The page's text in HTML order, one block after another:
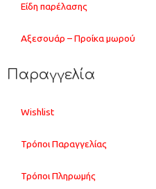
Είδη παρέλασης
Αξεσουάρ – Προίκα μωρού
Παραγγελία
Wishlist
Τρόποι Παραγγελίας
Τρόποι Πληρωμής